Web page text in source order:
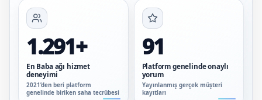
1.291+
En Baba ağı hizmet
deneyimi
2021’den beri platform
genelinde biriken saha tecrübesi
91
Platform genelinde onaylı
yorum
Yayınlanmış gerçek müşteri
kayıtları